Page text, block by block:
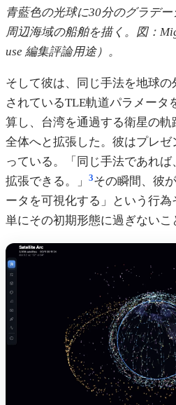
青藍色の光球に30分のグラデ
周辺海域の船舶を描く。図：
use 編集評論用途）。
そして彼は、同じ手法を地球
されているTLE軌道パラメータ
算し、台湾を通過する衛星の
全体へと拡張した。彼はプレ
っている。「同じ手法であれ
拡張できる。」
3その瞬間、彼
ータを可視化する」という行
単にその初期形態に過ぎないこ